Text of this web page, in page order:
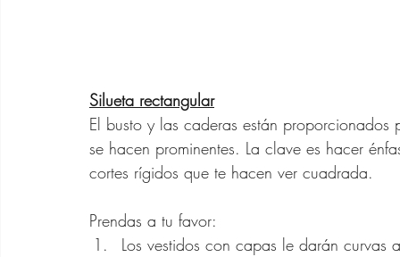
Silueta rectangular
El busto y las caderas están
se hacen prominentes. La clave es hacer
cortes rígidos que te hacen ver cuadrada.
Prendas a tu favor:
Los vestidos con capas le darán